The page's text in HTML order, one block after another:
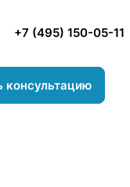
+7 (495) 150-05-11
консультацию